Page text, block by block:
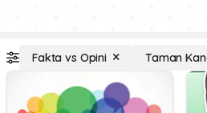
Fakta vs Opini Taman